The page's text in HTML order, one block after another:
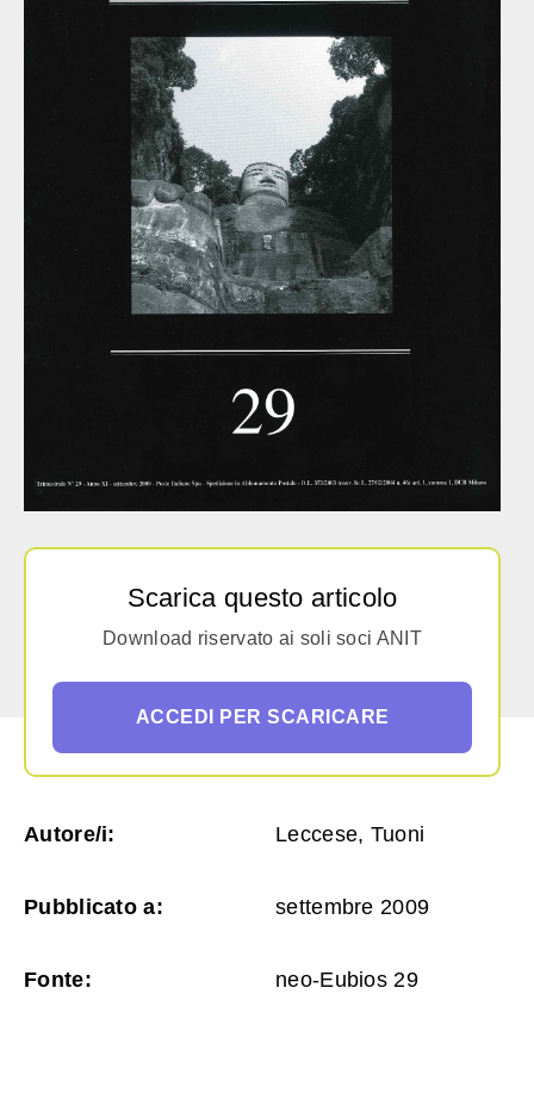
Scarica questo articolo
Download riservato ai soli soci ANIT
ACCEDI PER SCARICARE
Autore/i: Leccese, Tuoni
Pubblicato a: settembre 2009
Fonte: neo-Eubios 29